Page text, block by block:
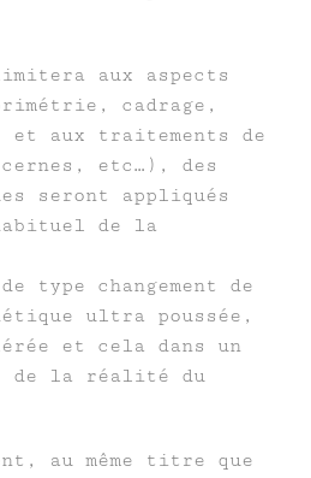
aux aspects
cadrage,
et aux traitements de
etc…), des
seront appliqués
de la
type changement de
ultra poussée,
et cela dans un
de la réalité du
au même titre que